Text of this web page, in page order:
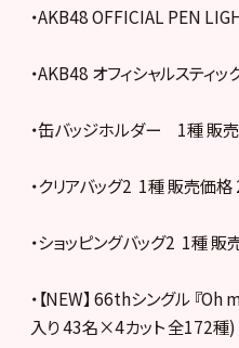
・AKB48 OFFICIAL PEN
・AKB48 オフィシャルスティ
・缶バッジホルダー 1種 販
・クリアバッグ2 1種 販売価格
・ショッピングバッグ2 1種
・【NEW】 66thシングル 『
入り 43名×4カット 全172